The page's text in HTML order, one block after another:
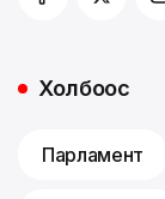
Холбоос
Парламент